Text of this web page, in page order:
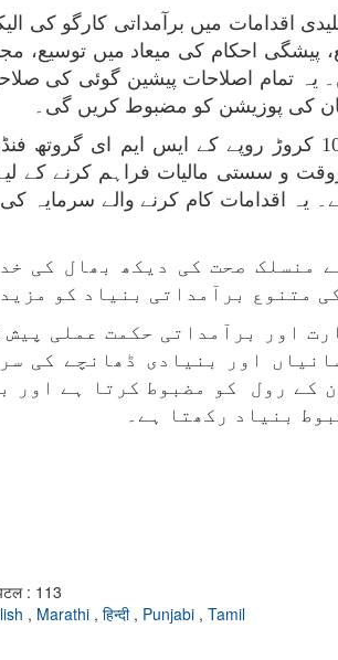
اقدامات میں برآمداتی کارگو کی
احکام کی میعاد میں توسیع،
یہ تمام اصلاحات پیشین گوئی کی
کی پوزیشن کو مضبوط کریں گی۔
ایم ایس ایم ای ایس جو ہندوستان کی برآمدات کی ریڑھ کی ہڈی ہیں کو10,000
و سستی مالیات فراہم کرنے کے
اقدامات کام کرنے والے سرمایہ
منسلک صحت کی دیکھ بھال کی
متنوع برآمداتی بنیاد کو
دور اندیشانہ تجارت اور برآمداتی حکمت
اور بنیادی ڈھانچے کی
کے رول کو مضبوط کرتا ہے اور
بنیاد رکھتا ہے۔
: 113
, Marathi , हिन्दी , Punjabi , Tamil